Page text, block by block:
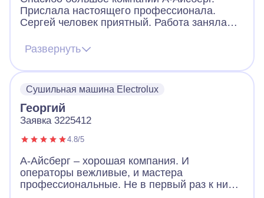
Прислала настоящего профессионала.
Сергей человек приятный. Работа заняла
быстро провел диагностику, определил суть
проблемы, изначально вселил уверенность.
Сушильная машина прекрасно работает
Развернуть
Сушильная машина Electrolux
Георгий
Заявка 3225412
4.8/5
А-Айсберг – хорошая компания. И
операторы вежливые, и мастера
профессиональные. Не в первый раз к ним